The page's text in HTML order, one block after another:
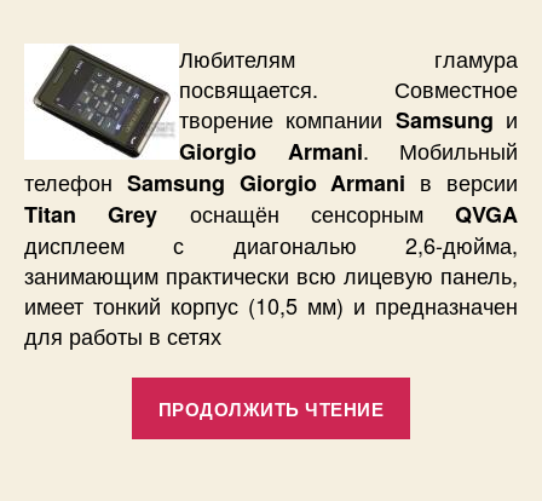
версии
Titan
Grey.
Любителям гламура
посвящается. Совместное
творение компании Samsung и
Giorgio Armani. Мобильный
телефон Samsung Giorgio Armani в версии
Titan Grey оснащён сенсорным QVGA
дисплеем с диагональю 2,6-дюйма,
занимающим практически всю лицевую панель,
имеет тонкий корпус (10,5 мм) и предназначен
для работы в сетях
ПРОДОЛЖИТЬ ЧТЕНИЕ